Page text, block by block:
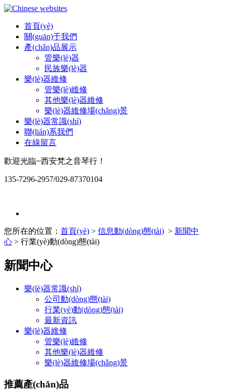
首頁(yè)
關(guān)于我們
產(chǎn)品展示
管樂(lè)器
民族樂(lè)器
樂(lè)器維修
管樂(lè)維修
其他樂(lè)器維修
樂(lè)器維修場(chǎng)景
樂(lè)器常識(shí)
聯(lián)系我們
在線留言
歡迎光臨~西安梵之音琴行！
135-7296-2957/029-87370104
您所在的位置： 首頁(yè) > 信息動(dòng)態(tài) > 新聞中
心 > 行業(yè)動(dòng)態(tài)
新聞中心
樂(lè)器常識(shí)
公司動(dòng)態(tài)
行業(yè)動(dòng)態(tài)
最新資訊
樂(lè)器維修
管樂(lè)維修
其他樂(lè)器維修
樂(lè)器維修場(chǎng)景
推薦產(chǎn)品